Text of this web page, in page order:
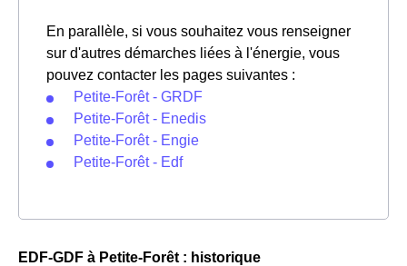
En parallèle, si vous souhaitez vous renseigner
sur d'autres démarches liées à l'énergie, vous
pouvez contacter les pages suivantes :
Petite-Forêt - GRDF
Petite-Forêt - Enedis
Petite-Forêt - Engie
Petite-Forêt - Edf
EDF-GDF à Petite-Forêt : historique